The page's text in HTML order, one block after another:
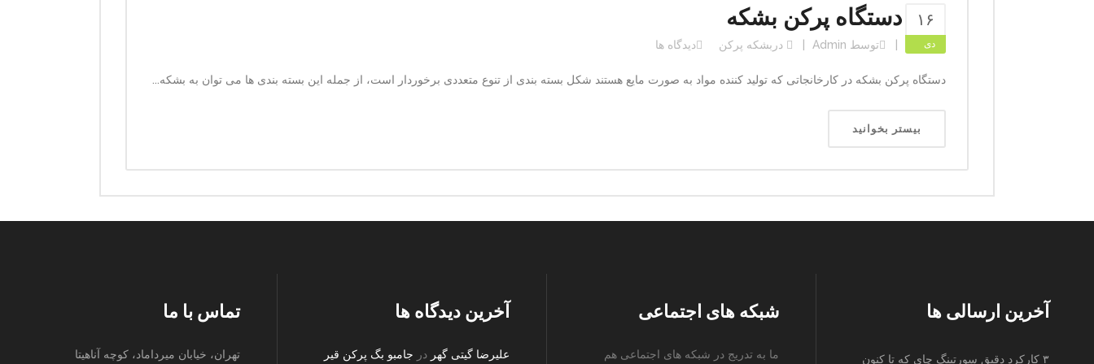
۱۶
دی
دستگاه پرکن بشکه
توسط Admin در بشکه پرکن دیدگاه ها
دستگاه پرکن بشکه در کارخانجاتی که تولید کننده مواد به صورت مایع هستند شکل بسته بندی از تنوع متعددی برخوردار است، از جمله این بسته بندی ها می توان به بشکه...
بیستر بخوانید
تماس با ما
تهران، خیابان میرداماد، کوچه آناهیتا
آخرین دیدگاه ها
علیرضا گیتی گهر در جامبو بگ پرکن قیر
شبکه های اجتماعی
ما به تدریج در شبکه های اجتماعی هم
آخرین ارسالی ها
۳ کارکرد دقیق سورتینگ چای که تا کنون